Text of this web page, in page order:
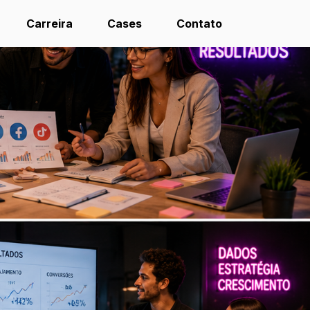
Carreira Cases Contato